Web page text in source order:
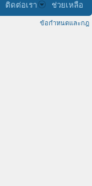
ติดต่อเรา ช่วยเหลือ
ข้อกำหนดและกฎ